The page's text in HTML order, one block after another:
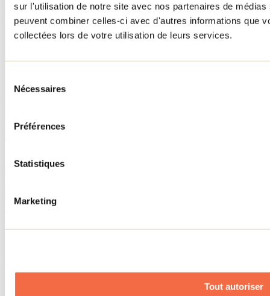
sur l'utilisation de notre site avec nos partenaires de
peuvent combiner celles-ci avec d'autres informations que
collectées lors de votre utilisation de leurs services.
Nécessaires
Préférences
Statistiques
Marketing
Tout autoriser
Agrotourisme
À lire sur le blogue
pour célébrer papa